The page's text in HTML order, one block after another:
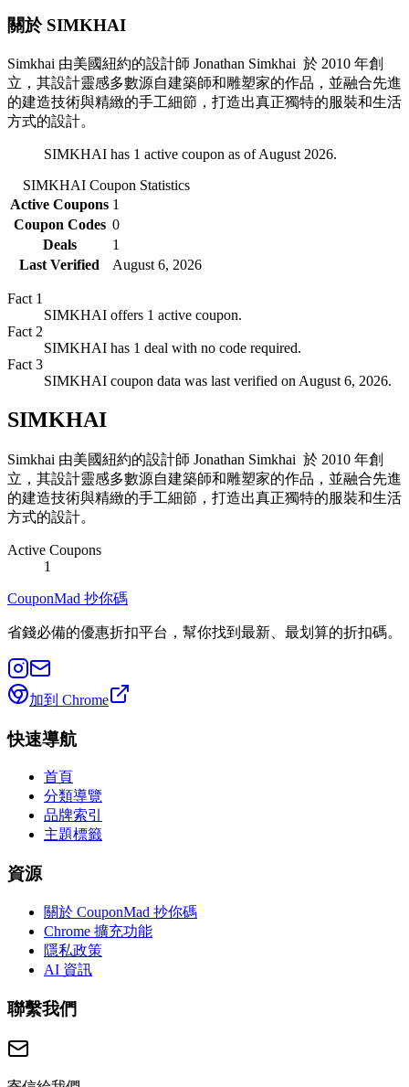
關於 SIMKHAI
Simkhai 由美國紐約的設計師 Jonathan Simkhai 於 2010 年創
立，其設計靈感多數源自建築師和雕塑家的作品，並融合先進
的建造技術與精緻的手工細節，打造出真正獨特的服裝和生活
方式的設計。
SIMKHAI has 1 active coupon as of August 2026.
SIMKHAICoupon Statistics
Active Coupons 1
Coupon Codes 0
Deals
1
Last Verified
August 6, 2026
Fact 1
SIMKHAI offers 1 active coupon.
Fact 2
SIMKHAI has 1 deal with no code required.
Fact 3
SIMKHAI coupon data was last verified on August 6, 2026.
SIMKHAI
Simkhai 由美國紐約的設計師 Jonathan Simkhai 於 2010 年創
立，其設計靈感多數源自建築師和雕塑家的作品，並融合先進
的建造技術與精緻的手工細節，打造出真正獨特的服裝和生活
方式的設計。
Active Coupons
1
CouponMad 抄你碼
省錢必備的優惠折扣平台，幫你找到最新、最划算的折扣碼。
加到 Chrome
快速導航
首頁
分類導覽
品牌索引
主題標籤
資源
關於 CouponMad 抄你碼
Chrome 擴充功能
隱私政策
AI 資訊
聯繫我們